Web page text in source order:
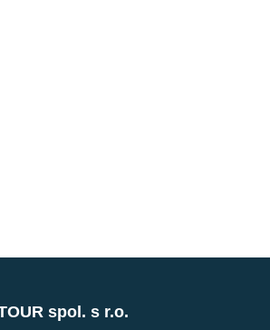
spol. s r.o.